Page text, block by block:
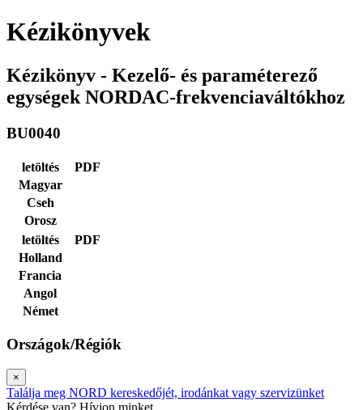
Kézikönyvek
Kézikönyv - Kezelő- és paraméterező
egységek NORDAC-frekvenciaváltókhoz
BU0040
letöltés
PDF
Magyar
Cseh
Orosz
letöltés
PDF
Holland
Francia
Angol
Német
Országok/Régiók
×
Találja meg NORD kereskedőjét, irodánkat vagy szervizünket
Kérdése van? Hívjon minket